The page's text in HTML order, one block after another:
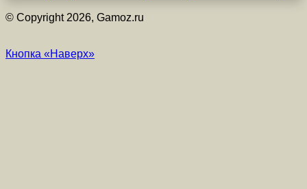
© Copyright 2026, Gamoz.ru
Кнопка «Наверх»